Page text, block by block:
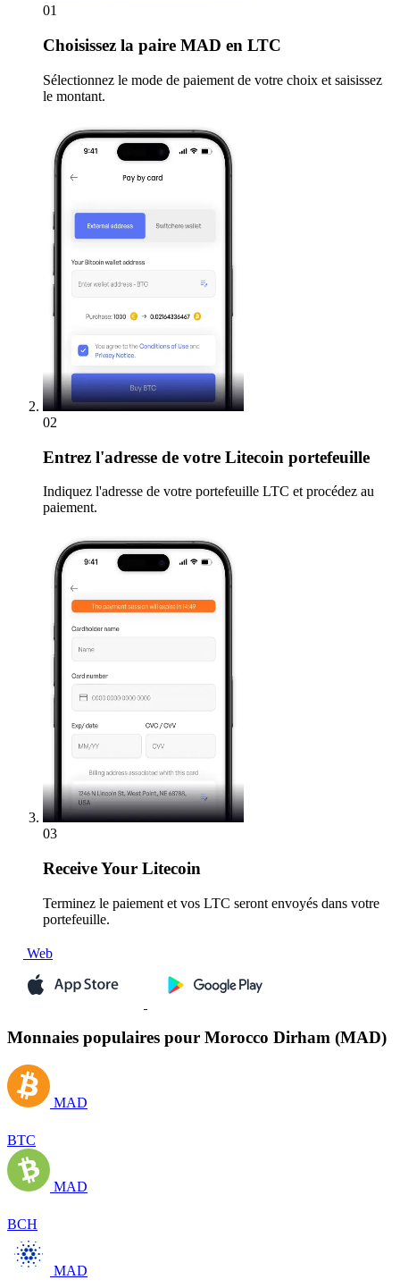
01
Choisissez la paire MAD en LTC
Sélectionnez le mode de paiement de votre choix et saisissez
le montant.
02
Entrez l'adresse de votre Litecoin portefeuille
Indiquez l'adresse de votre portefeuille LTC et procédez au
paiement.
03
ReceiveYour Litecoin
Terminez le paiement et vos LTC seront envoyés dans votre
portefeuille.
Web
Monnaies populaires pour Morocco Dirham (MAD)
MAD
BTC
MAD
BCH
MAD